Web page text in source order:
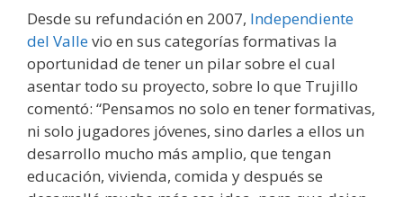
Desde su refundación en 2007, Independiente
del Vallevio en sus categorías formativas la
oportunidad de tener un pilar sobre el cual
asentar todo su proyecto, sobre lo que Trujillo
comentó: “Pensamos no solo en tener formativas,
ni solo jugadores jóvenes, sino darles a ellos un
desarrollo mucho más amplio, que tengan
educación, vivienda, comida y después se